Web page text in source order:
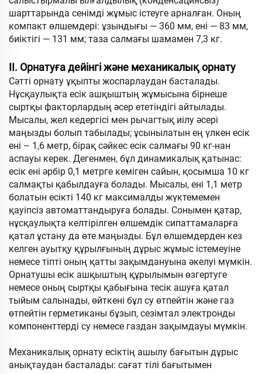
шарттарында сенімді жұмыс істеуге арналған. Оның
компакт өлшемдері: ұзындығы — 360 мм, ені — 83 мм,
биіктігі — 131 мм; таза салмағы шамамен 7,3 кг.
II. Орнатуға дейінгі және механикалық орнату
Сәтті орнату ұқыпты жоспарлаудан басталады.
Нұсқаулықта есік ашқыштың жұмысына бірнеше
сыртқы факторлардың әсер ететіндігі айтылады.
Мысалы, жел кедергісі мен рычагтық иілу әсері
маңызды болып табылады; ұсынылатын ең үлкен есік
ені – 1,6 метр, бірақ сәйкес есік салмағы 90 кг-нан
аспауы керек. Дегенмен, бұл динамикалық қатынас:
есік ені әрбір 0,1 метрге кеміген сайын, қосымша 10 кг
салмақты қабылдауға болады. Мысалы, ені 1,1 метр
болатын есікті 140 кг максималды жүктемемен
қауіпсіз автоматтандыруға болады. Сонымен қатар,
нұсқаулықта келтірілген өлшемдік сипаттамаларға
қатал ұстану да өте маңызды. Бұл өлшемдерден кез
келген ауытқу құрылғының дұрыс жұмыс істемеуіне
немесе тіпті оның қатты зақымдануына әкелуі мүмкін.
Орнатушы есік ашқыштың құрылымын өзгертуге
немесе оның сыртқы қабығына тесік ашуға қатал
тыйым салынады, өйткені бұл су өтпейтін және газ
өтпейтін герметиканы бұзып, сезімтал электронды
компоненттерді су немесе газдан зақымдауы мүмкін.
Механикалық орнату есіктің ашылу бағытын дұрыс
анықтаудан басталады: сағат тілі бағытымен